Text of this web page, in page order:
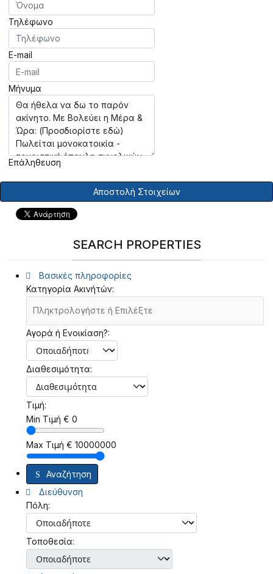
Τηλέφωνο
E-mail
Μήνυμα
Επάληθευση
Αποστολή Στοιχείων
SEARCH PROPERTIES
Βασικές πληροφορίες
Κατηγορία Ακινήτών:
Αγορά ή Ενοικίαση?:
Διαθεσιμότητα:
Τιμή:
Min Τιμή € 0
Max Τιμή € 10000000
Αναζήτηση
Διεύθυνση
Πόλη:
Τοποθεσία: